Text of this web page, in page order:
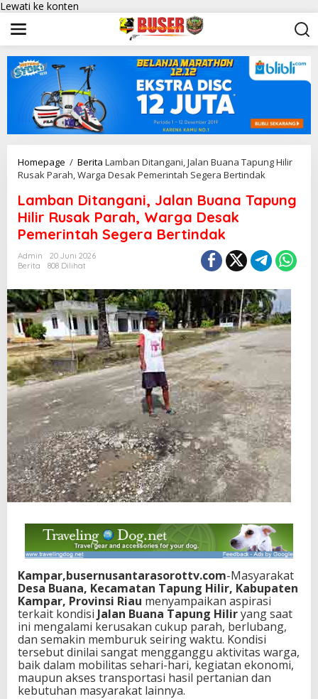
Lewati ke konten
Homepage / Berita Lamban Ditangani, Jalan Buana Tapung Hilir
Rusak Parah, Warga Desak Pemerintah Segera Bertindak
Lamban Ditangani, Jalan Buana Tapung
Hilir Rusak Parah, Warga Desak
Pemerintah Segera Bertindak
Admin
20 Juni 2026
Berita
808 Dilihat
Kampar,busernusantarasorottv.com-Masyarakat
Desa Buana, Kecamatan Tapung Hilir, Kabupaten
Kampar, Provinsi Riau menyampaikan aspirasi
terkait kondisi Jalan Buana Tapung Hiliryang saat
ini mengalami kerusakan cukup parah, berlubang,
dan semakin memburuk seiring waktu. Kondisi
tersebut dinilai sangat mengganggu aktivitas warga,
baik dalam mobilitas sehari-hari, kegiatan ekonomi,
maupun akses transportasi hasil pertanian dan
kebutuhan masyarakat lainnya.